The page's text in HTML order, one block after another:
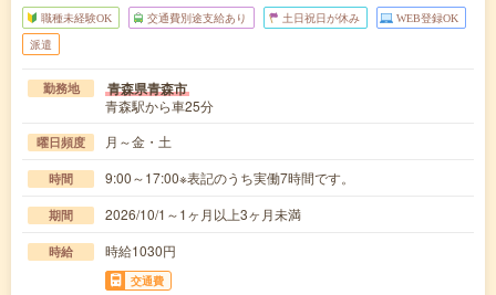
職種未経験OK 交通費別途支給あり 土日祝日が休み WEB登録OK
派遣
勤務地 青森県青森市
青森駅から車25分
曜日頻度 月～金・土
時間 9:00～17:00※表記のうち実働7時間です。
期間 2026/10/1～1ヶ月以上3ヶ月未満
時給 時給1030円
交通費